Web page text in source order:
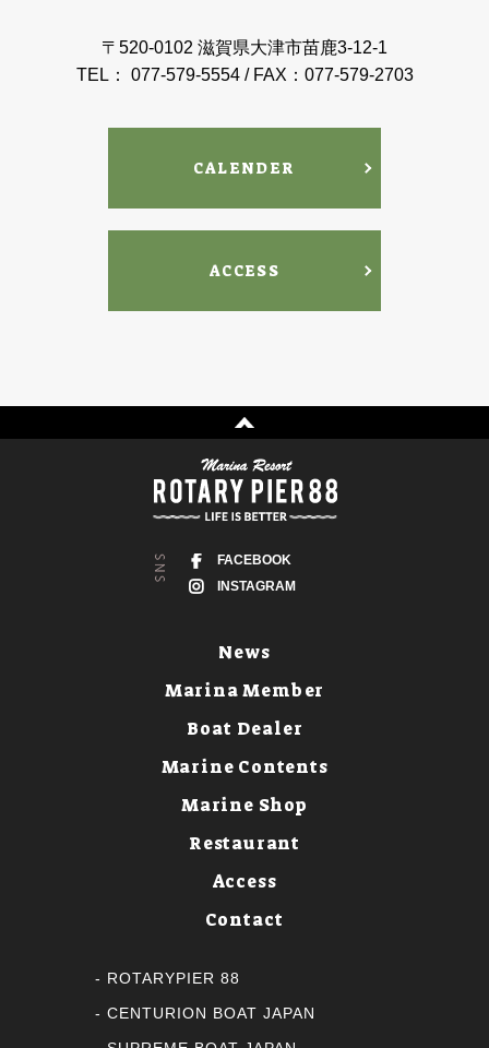
〒520-0102 滋賀県大津市苗鹿3-12-1
TEL： 077-579-5554 / FAX：077-579-2703
CALENDER
ACCESS
FACEBOOK
INSTAGRAM
News
Marina Member
Boat Dealer
Marine Contents
Marine Shop
Restaurant
Access
Contact
ROTARYPIER 88
CENTURION BOAT JAPAN